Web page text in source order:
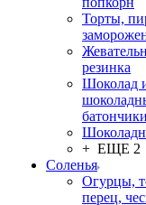
Торты,
резинка
Шоколад
батончики
+ ЕЩЕ 2
Соленья
Огурцы,
перец,